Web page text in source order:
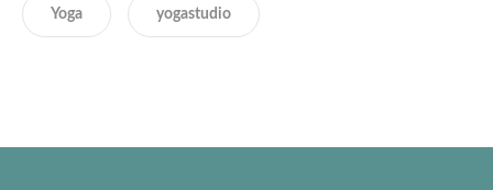
Yoga yogastudio